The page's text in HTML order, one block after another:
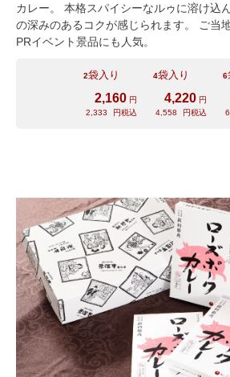
カレー。 本格スパイシーなルゥに溶け込
の深みのあるコクが感じられます。 ご当
PRイベント景品にも人気。
2袋入り
2,160 円
2,333
円税込
4袋入り
4,220 円
4,558
円税込
6